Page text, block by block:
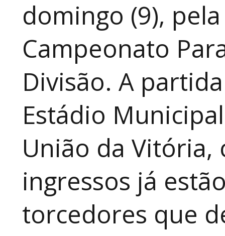
domingo (9),
Campeonato
Divisão. A
Estádio
União da Vitória,
ingressos já
torcedores que